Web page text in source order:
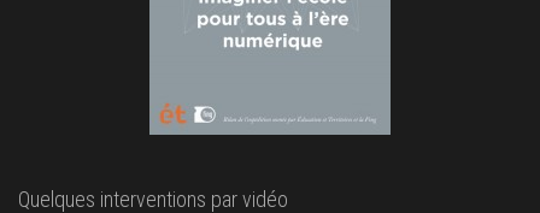
Quelques interventions par vidéo